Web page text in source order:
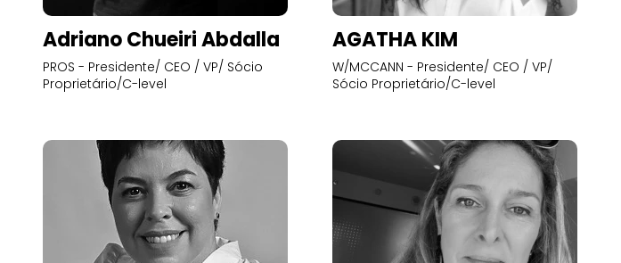
Adriano Chueiri Abdalla
PROS - Presidente/ CEO / VP/ Sócio
Proprietário/C-level
AGATHA KIM
W/MCCANN - Presidente/ CEO / VP/
Sócio Proprietário/C-level